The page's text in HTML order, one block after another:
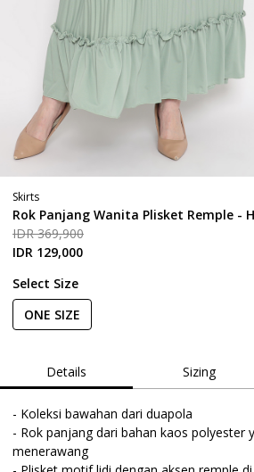
Skirts
Rok Panjang Wanita Plisket Remple -
IDR 369,900
IDR 129,000
Select Size
ONE SIZE
Details Sizing
- Koleksi bawahan dari duapola
- Rok panjang dari bahan kaos polyester
menerawang